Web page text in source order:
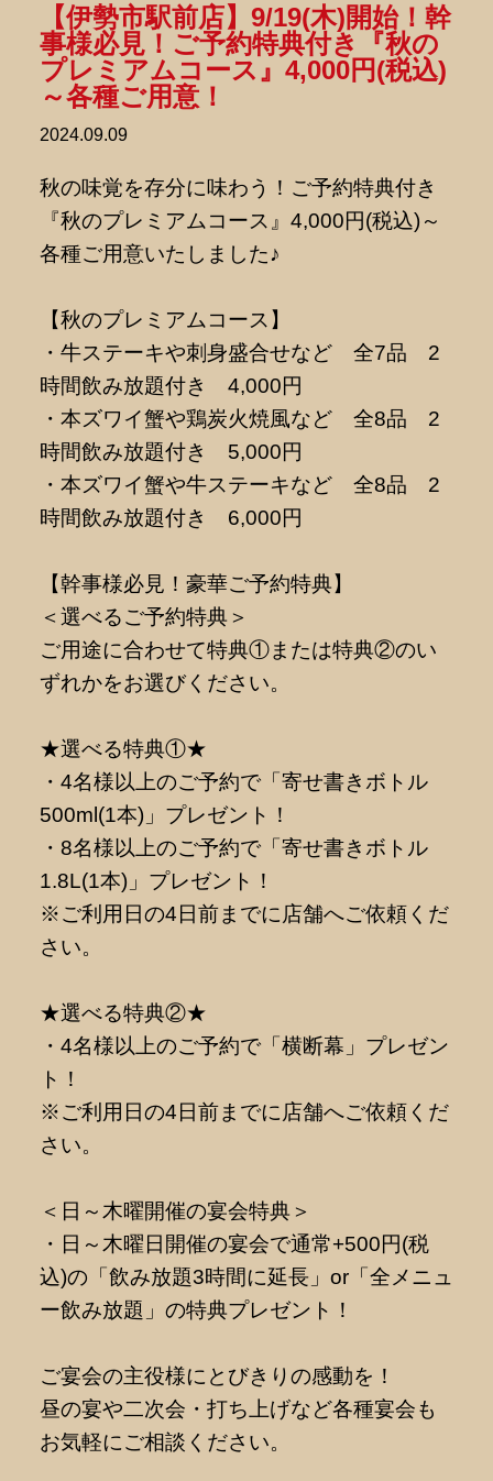
2024.09.09
【伊勢市駅前店】9/19(木)開始！幹
事様必見！ご予約特典付き『秋の
プレミアムコース』4,000円(税込)
～各種ご用意！
秋の味覚を存分に味わう！ご予約特典付き
『秋のプレミアムコース』4,000円(税込)～
各種ご用意いたしました♪
【秋のプレミアムコース】
・牛ステーキや刺身盛合せなど 全7品 2
時間飲み放題付き 4,000円
・本ズワイ蟹や鶏炭火焼風など 全8品 2
時間飲み放題付き 5,000円
・本ズワイ蟹や牛ステーキなど 全8品 2
時間飲み放題付き 6,000円
【幹事様必見！豪華ご予約特典】
＜選べるご予約特典＞
ご用途に合わせて特典①または特典②のい
ずれかをお選びください。
★選べる特典①★
・4名様以上のご予約で「寄せ書きボトル
500ml(1本)」プレゼント！
・8名様以上のご予約で「寄せ書きボトル
1.8L(1本)」プレゼント！
※ご利用日の4日前までに店舗へご依頼くだ
さい。
★選べる特典②★
・4名様以上のご予約で「横断幕」プレゼン
ト！
※ご利用日の4日前までに店舗へご依頼くだ
さい。
＜日～木曜開催の宴会特典＞
・日～木曜日開催の宴会で通常+500円(税
込)の「飲み放題3時間に延長」or「全メニュ
ー飲み放題」の特典プレゼント！
ご宴会の主役様にとびきりの感動を！
昼の宴や二次会・打ち上げなど各種宴会も
お気軽にご相談ください。